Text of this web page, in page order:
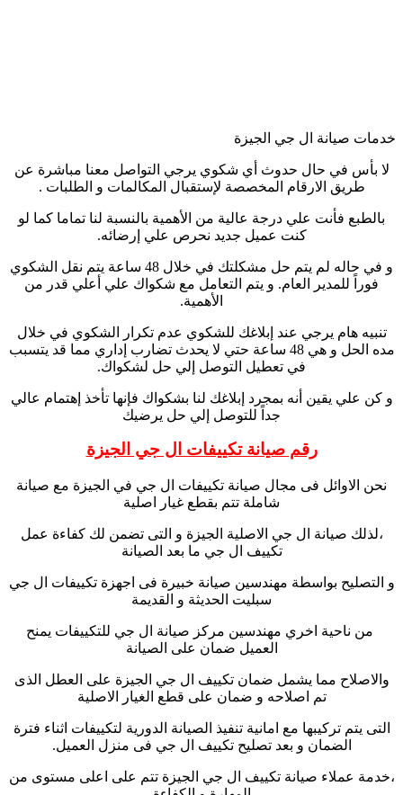
خدمات صيانة ال جي الجيزة
لا بأس في حال حدوث أي شكوي يرجي التواصل معنا مباشرة عن
طريق الارقام المخصصة لإستقبال المكالمات و الطلبات .
بالطبع فأنت علي درجة عالية من الأهمية بالنسبة لنا تماما كما لو
كنت عميل جديد نحرص علي إرضائه.
و في حاله لم يتم حل مشكلتك في خلال 48 ساعة يتم نقل الشكوي
فوراً للمدير العام. و يتم التعامل مع شكواك علي أعلي قدر من
الأهمية.
تنبيه هام يرجي عند إبلاغك للشكوي عدم تكرار الشكوي في خلال
مده الحل و هي 48 ساعة حتي لا يحدث تضارب إداري مما قد يتسبب
في تعطيل التوصل إلي حل لشكواك.
و كن علي يقين أنه بمجرد إبلاغك لنا بشكواك فإنها تأخذ إهتمام عالي
جداً للتوصل إلي حل يرضيك
رقم صيانة تكييفات ال جي الجيزة
نحن الاوائل فى مجال صيانة تكييفات ال جي في الجيزة مع صيانة
شاملة تتم بقطع غيار اصلية
،لذلك صيانة ال جي الاصلية الجيزة و التى تضمن لك كفاءة عمل
تكييف ال جي ما بعد الصيانة
و التصليح بواسطة مهندسين صيانة خبيرة فى اجهزة تكييفات ال جي
سبليت الحديثة و القديمة
من ناحية اخري مهندسين مركز صيانة ال جي للتكييفات يمنح
العميل ضمان على الصيانة
والاصلاح مما يشمل ضمان تكييف ال جي الجيزة على العطل الذى
تم اصلاحه و ضمان على قطع الغيار الاصلية
التى يتم تركيبها مع امانية تنفيذ الصيانة الدورية لتكييفات اثناء فترة
الضمان و بعد تصليح تكييف ال جي فى منزل العميل.
،خدمة عملاء صيانة تكييف ال جي الجيزة تتم على اعلى مستوى من